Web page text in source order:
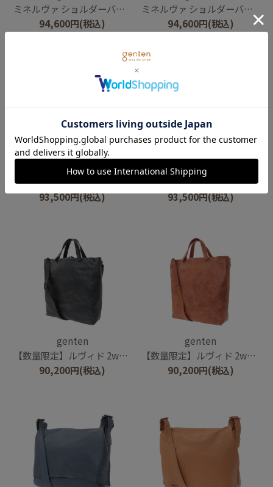
ミネルヴァ ショルダーバッグ
94,600円(税込)
ミネルヴァ ショルダーバッグ
94,600円(税込)
genten
ルヴィド リュック
93,500円(税込)
genten
ルヴィド リュック
93,500円(税込)
genten
【数量限定】ルヴィド 2wayバッグ
90,200円(税込)
genten
【数量限定】ルヴィド 2wayバッグ
90,200円(税込)